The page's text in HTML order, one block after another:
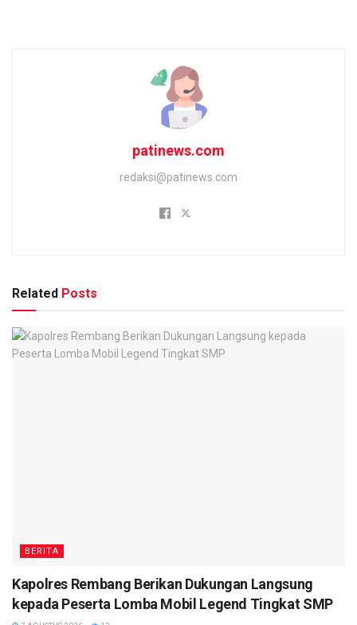
patinews.com
redaksi@patinews.com
Related Posts
BERITA
Kapolres Rembang Berikan Dukungan Langsung
kepada Peserta Lomba Mobil Legend Tingkat SMP